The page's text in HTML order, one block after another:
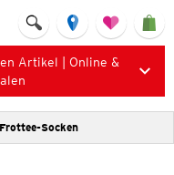
Artikel | Online &
Socken